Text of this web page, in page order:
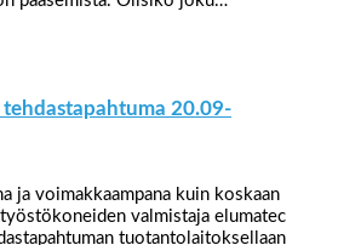
tehdastapahtuma 20.09-
ja voimakkaampana kuin koskaan
valmistaja elumatec
tuotantolaitoksellaan